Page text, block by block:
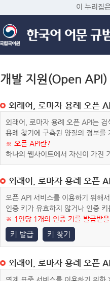
이 누리집
개발 지원(Open API)
외래어, 로마자 용례 오픈
외래어, 로마자 용례 오픈 API는
용례 찾기에 구축된 양질의 정보를
※ 오픈 API란?
하나의 웹사이트에서 자신이 가진
외래어, 로마자 용례 오픈
오픈 API 서비스를 이용하기 위해
인증 키가 유효하지 않거나 인증
※ 1인당 1개의 인증 키를 발급받을
키 발급 키 찾기
외래어, 로마자 용례 오픈